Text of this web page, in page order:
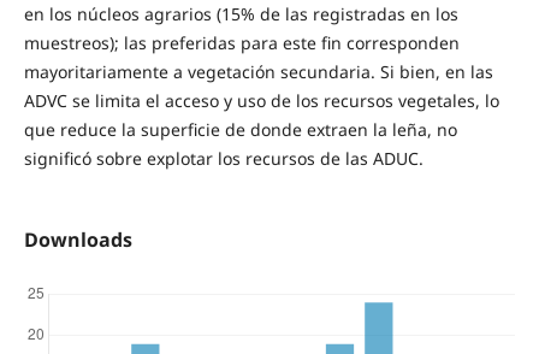
en los núcleos agrarios (15% de las registradas en los
muestreos); las preferidas para este fin corresponden
mayoritariamente a vegetación secundaria. Si bien, en las
ADVC se limita el acceso y uso de los recursos vegetales, lo
que reduce la superficie de donde extraen la leña, no
significó sobre explotar los recursos de las ADUC.
Downloads